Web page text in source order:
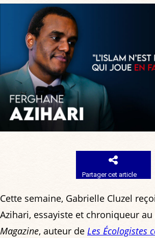
Partager cet article
Cette semaine, Gabrielle Cluzel
Azihari, essayiste et chroniqueur au
Magazine, auteur de Les Écologistes